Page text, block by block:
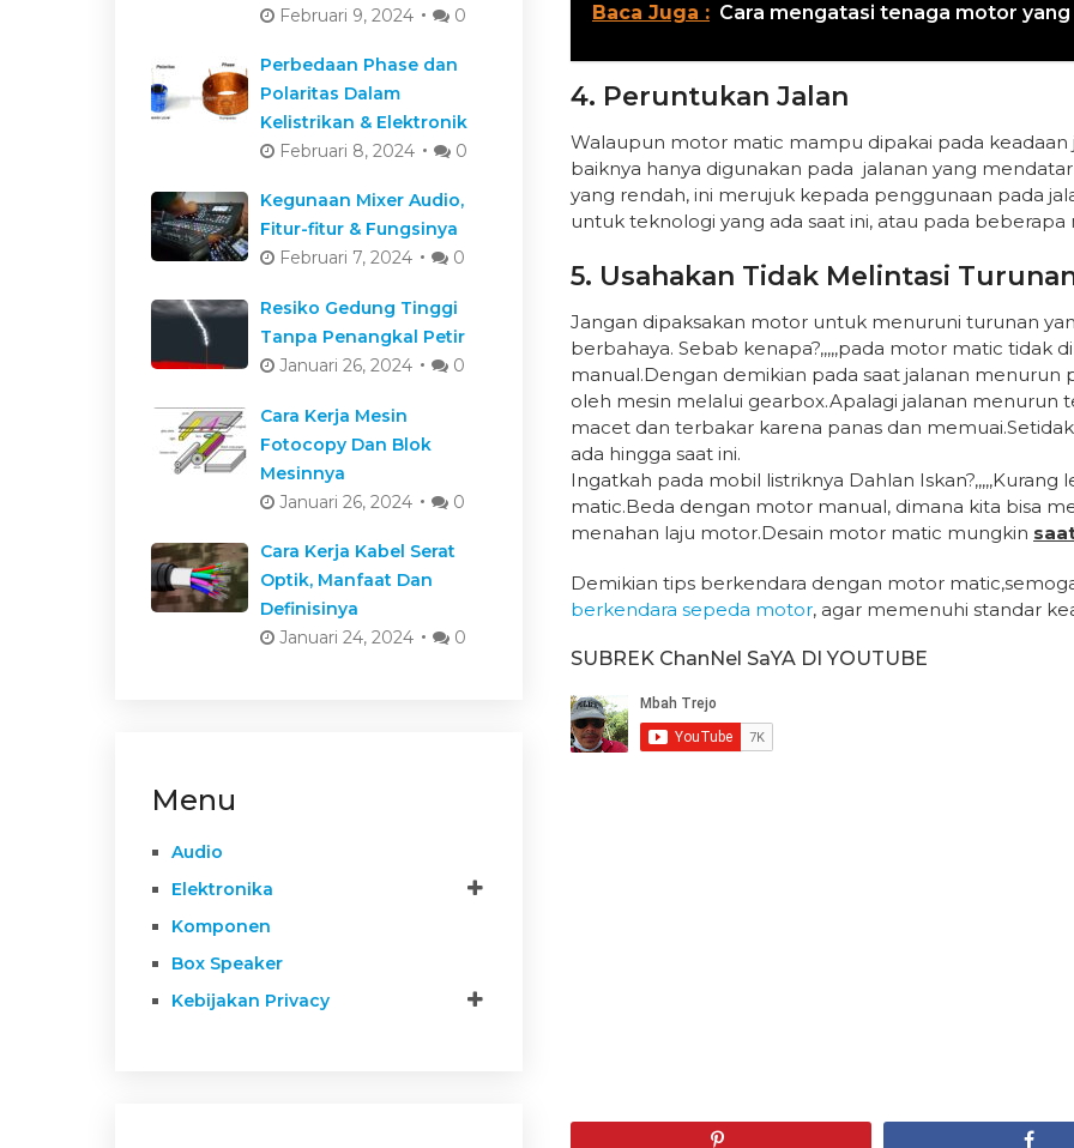
Baca Juga : Cara mengatasi tenaga motor
4. Peruntukan Jalan
Walaupun motor matic mampu dipakai pada
baiknya hanya digunakan pada jalanan yang
yang rendah, ini merujuk kepada penggunaan pada
untuk teknologi yang ada saat ini, atau pada
5. Usahakan Tidak Melintasi
Jangan dipaksakan motor untuk menuruni turunan
berbahaya. Sebab kenapa?,,,,,pada motor matic
manual.Dengan demikian pada saat jalanan
oleh mesin melalui gearbox.Apalagi jalanan menurun
macet dan terbakar karena panas dan
ada hingga saat ini.
Ingatkah pada mobil listriknya Dahlan
matic.Beda dengan motor manual, dimana kita bisa
menahan laju motor.Desain motor matic mungkin
Demikian tips berkendara dengan motor
berkendara sepeda motor, agar memenuhi standar
SUBREK ChanNel SaYA DI YOUTUBE
Februari 9, 2024
0
Perbedaan Phase dan
Polaritas Dalam
Kelistrikan & Elektronik
Februari 8, 2024
0
Kegunaan Mixer Audio,
Fitur-fitur & Fungsinya
Februari 7, 2024
0
Resiko Gedung Tinggi
Tanpa Penangkal Petir
Januari 26, 2024
0
Cara Kerja Mesin
Fotocopy Dan Blok
Mesinnya
Januari 26, 2024
0
Cara Kerja Kabel Serat
Optik, Manfaat Dan
Definisinya
Januari 24, 2024
0
Menu
Audio
Elektronika
Komponen
Box Speaker
Kebijakan Privacy